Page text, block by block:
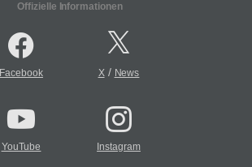
Offizielle Informationen
Facebook X/ News
YouTube Instagram